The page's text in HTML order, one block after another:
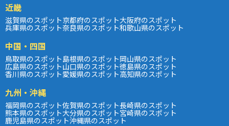
近畿
滋賀県のスポット京都府のスポット大阪府のスポット
兵庫県のスポット奈良県のスポット和歌山県のスポット
中国・四国
鳥取県のスポット島根県のスポット岡山県のスポット
広島県のスポット山口県のスポット徳島県のスポット
香川県のスポット愛媛県のスポット高知県のスポット
九州・沖縄
福岡県のスポット佐賀県のスポット長崎県のスポット
熊本県のスポット大分県のスポット宮崎県のスポット
鹿児島県のスポット沖縄県のスポット